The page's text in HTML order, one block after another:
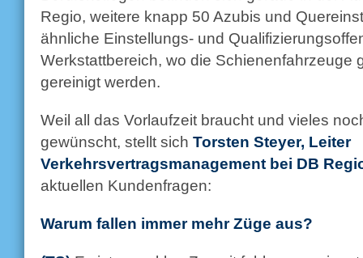
Regio, weitere knapp 50 Azubis und
ähnliche Einstellungs- und
Werkstattbereich, wo die Schienenfahrzeuge
gereinigt werden.
Weil all das Vorlaufzeit braucht und vieles
gewünscht, stellt sich Torsten Steyer, Leiter
Verkehrsvertragsmanagement bei DB
aktuellen Kundenfragen:
Warum fallen immer mehr Züge aus?